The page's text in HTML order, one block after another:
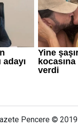
Pencere © 2019